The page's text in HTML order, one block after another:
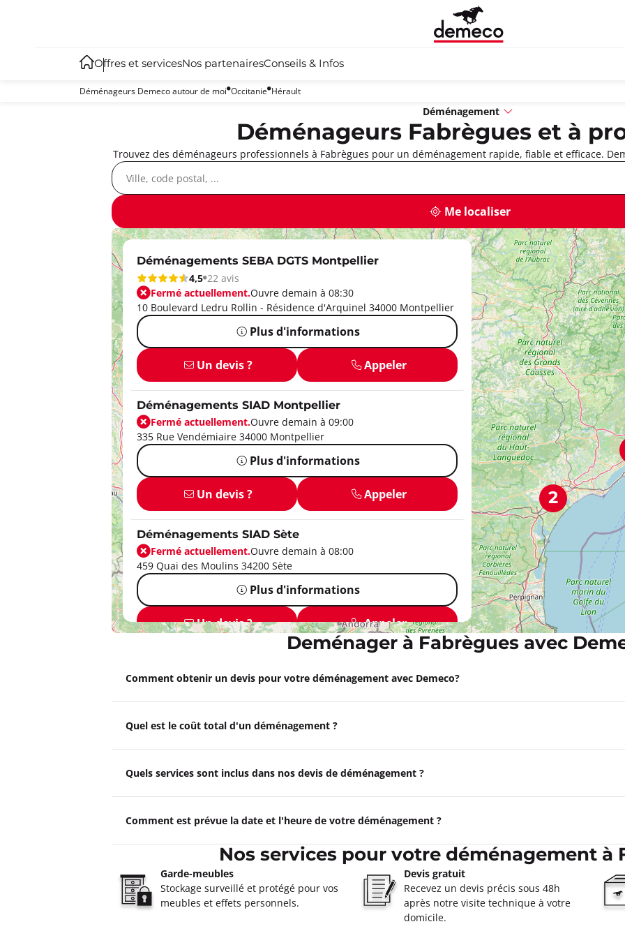
Offres et servicesNos partenairesConseils & Infos
Déménageurs Demeco autour de moi Occitanie Hérault
Déménagement
Déménageurs Fabrègues et à
Trouvez des déménageurs professionnels à Fabrègues pour un déménagement rapide, fiable et efficace.
Me localiser
Déménagements SEBA DGTS Montpellier
4,5 22 avis
Fermé actuellement.Ouvre demain à 08:30
10 Boulevard Ledru Rollin - Résidence d'Arquinel 34000 Montpellier
Plus d'informations
Un devis ? Appeler
Déménagements SIAD Montpellier
Fermé actuellement.Ouvre demain à 09:00
335 Rue Vendémiaire 34000 Montpellier
Plus d'informations
Un devis ? Appeler
Déménagements SIAD Sète
Fermé actuellement.Ouvre demain à 08:00
459 Quai des Moulins 34200 Sète
Plus d'informations
Un devis ? Appeler
4,4 144 avis
Plus d'informations
Un devis ? Appeler
4,7 218 avis
1, rue de Lorraine 34500 Béziers
Un devis ? Appeler
2
Deménager à Fabrègues avec
Comment obtenir un devis pour votre déménagement avec Demeco?
Quel est le coût total d'un déménagement ?
Quels services sont inclus dans nos devis de déménagement ?
Comment est prévue la date et l'heure de votre déménagement ?
Nos services pour votre déménagement à
Garde-meubles
Stockage surveillé et protégé pour vos
meubles et effets personnels.
Devis gratuit
Recevez un devis précis sous 48h
après notre visite technique à votre
domicile.